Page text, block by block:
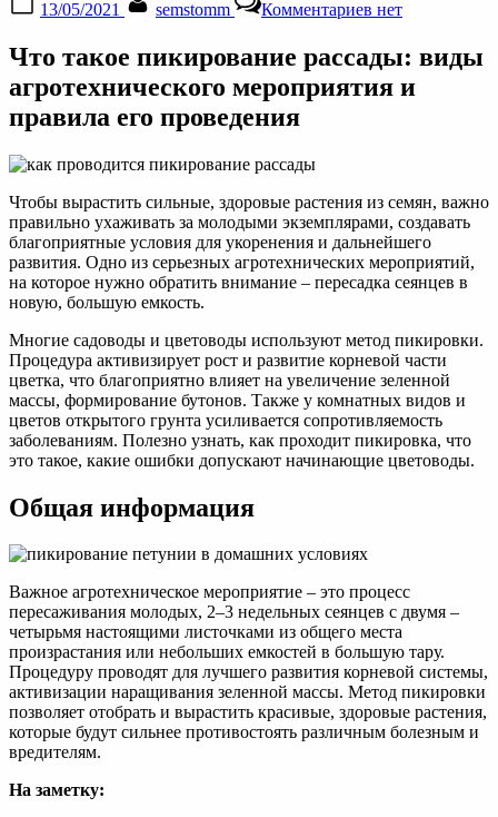
on
13/05/2021 semstomm Комментариевзаписи
рассады:
это
необходимо
нет
Что такое пикирование рассады: виды
агротехнического мероприятия и
правила его проведения
Чтобы вырастить сильные, здоровые растения из семян, важно
правильно ухаживать за молодыми экземплярами, создавать
благоприятные условия для укоренения и дальнейшего
развития. Одно из серьезных агротехнических мероприятий,
на которое нужно обратить внимание – пересадка сеянцев в
новую, большую емкость.
Многие садоводы и цветоводы используют метод пикировки.
Процедура активизирует рост и развитие корневой части
цветка, что благоприятно влияет на увеличение зеленной
массы, формирование бутонов. Также у комнатных видов и
цветов открытого грунта усиливается сопротивляемость
заболеваниям. Полезно узнать, как проходит пикировка, что
это такое, какие ошибки допускают начинающие цветоводы.
Общая информация
Важное агротехническое мероприятие – это процесс
пересаживания молодых, 2–3 недельных сеянцев с двумя –
четырьмя настоящими листочками из общего места
произрастания или небольших емкостей в большую тару.
Процедуру проводят для лучшего развития корневой системы,
активизации наращивания зеленной массы. Метод пикировки
позволяет отобрать и вырастить красивые, здоровые растения,
которые будут сильнее противостоять различным болезным и
вредителям.
На заметку: